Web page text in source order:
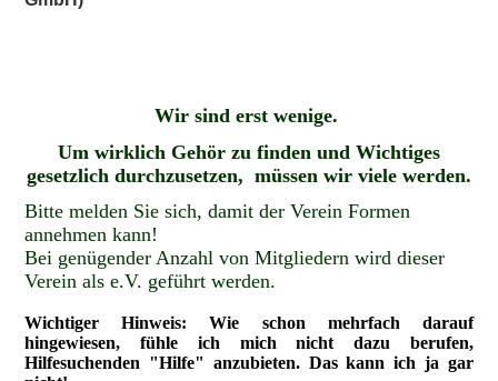
Wir sind erst wenige.
Um wirklich Gehör zu finden und Wichtiges
gesetzlich durchzusetzen, müssen wir viele werden.
Bitte melden Sie sich, damit der Verein Formen
annehmen kann!
Bei genügender Anzahl von Mitgliedern wird dieser
Verein als e.V. geführt werden.
Wichtiger Hinweis: Wie schon mehrfach darauf
hingewiesen, fühle ich mich nicht dazu berufen,
Hilfesuchenden "Hilfe" anzubieten. Das kann ich ja gar